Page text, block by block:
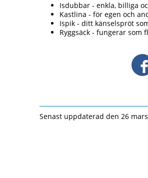
Isdubbar - enkla, billiga
Kastlina - för egen och
Ispik - ditt känselspröt
Ryggsäck - fungerar som
Senast uppdaterad den 26